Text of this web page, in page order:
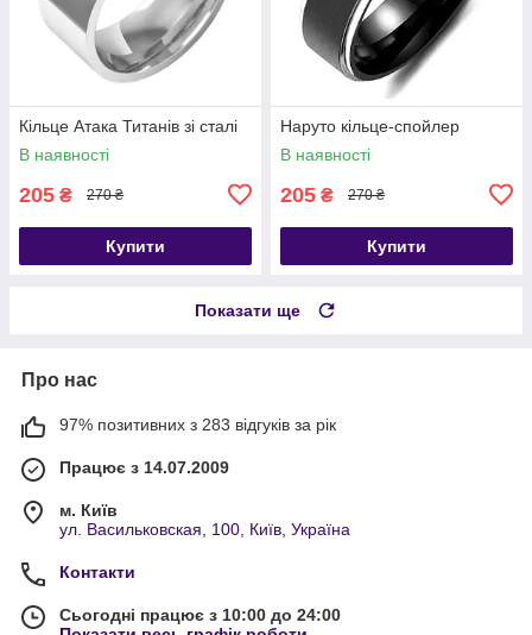
Кільце Атака Титанів зі сталі
В наявності
205 ₴ 270 ₴
Купити
Наруто кільце-спойлер
В наявності
205 ₴ 270 ₴
Купити
Показати ще
Про нас
97% позитивних з 283 відгуків за рік
Працює з 14.07.2009
м. Київ
ул. Васильковская, 100, Київ, Україна
Контакти
Сьогодні працює з 10:00 до 24:00